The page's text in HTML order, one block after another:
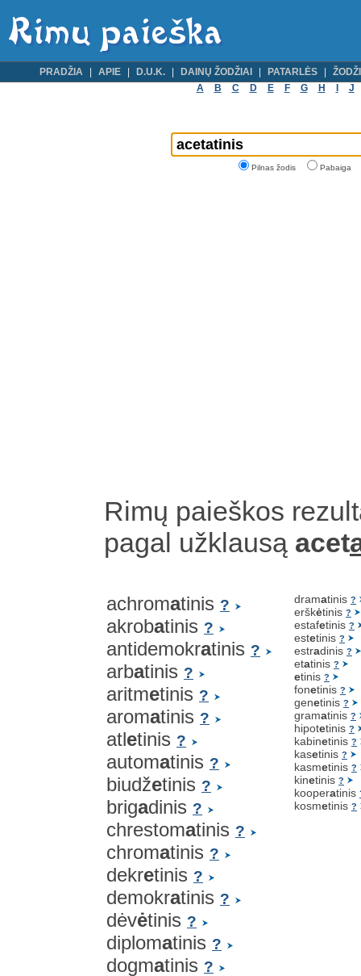
PRADŽIA APIE D.U.K. DAINŲ ŽODŽIAI PATARLĖS
A
B C D E F G H J
Pilnas žodis Pabaiga
Rimų paieškos
pagal užklausą acet
achromatinis ?
akrobatinis ?
antidemokratinis ?
arbatinis ?
aritmetinis ?
aromatinis ?
atletinis ?
automatinis ?
biudžetinis ?
brigadinis ?
chrestomatinis ?
chromatinis ?
dekretinis ?
demokratinis ?
dėvėtinis ?
diplomatinis ?
dogmatinis ?
dramatinis ?
erškėtinis ?
estafetinis ?
estetinis ?
estradinis ?
etatinis ?
etinis ?
fonetinis ?
genetinis ?
gramatinis ?
hipotetinis ?
kabinetinis ?
kasetinis ?
kasmetinis ?
kinetinis ?
kooperatinis
kosmetinis ?